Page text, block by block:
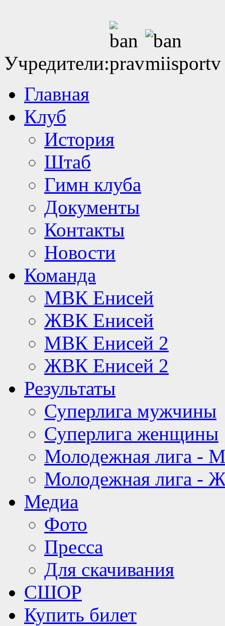
Учредители:
Главная
Клуб
История
Штаб
Гимн клуба
Документы
Контакты
Новости
Команда
МВК Енисей
ЖВК Енисей
МВК Енисей 2
ЖВК Енисей 2
Результаты
Суперлига мужчины
Суперлига женщины
Молодежная лига -
Молодежная лига -
Медиа
Фото
Пресса
Для скачивания
СШОР
Купить билет